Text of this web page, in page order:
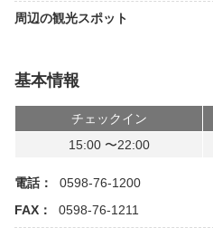
周辺の観光スポット
基本情報
チェックイン
15:00 〜22:00
電話：
0598-76-1200
FAX：
0598-76-1211